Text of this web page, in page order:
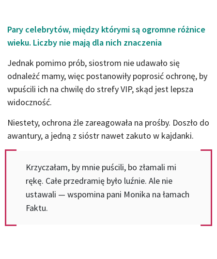
Pary celebrytów, między którymi są ogromne różnice
wieku. Liczby nie mają dla nich znaczenia
Jednak pomimo prób, siostrom nie udawało się
odnależć mamy, więc postanowiły poprosić ochronę, by
wpuścili ich na chwilę do strefy VIP, skąd jest lepsza
widoczność.
Niestety, ochrona żle zareagowała na prośby. Doszło do
awantury, a jedną z sióstr nawet zakuto w kajdanki.
Krzyczałam, by mnie puścili, bo złamali mi
rękę. Całe przedramię było luźnie. Ale nie
ustawali — wspomina pani Monika na łamach
Faktu.